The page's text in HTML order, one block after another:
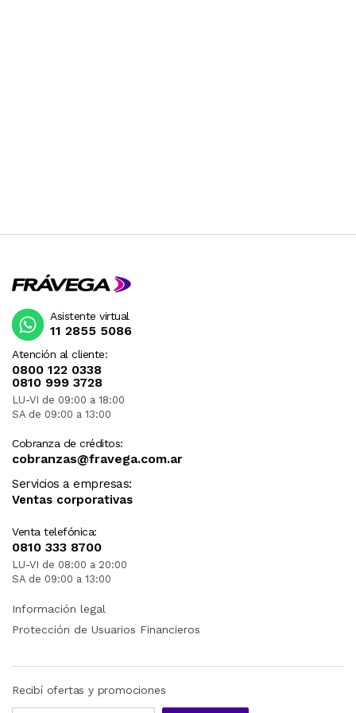
Atención al cliente:
0800 122 0338
0810 999 3728
LU-VI de 09:00 a 18:00
SA de 09:00 a 13:00
Cobranza de créditos:
cobranzas@fravega.com.ar
Servicios a empresas:
Ventas corporativas
Venta telefónica:
0810 333 8700
LU-VI de 08:00 a 20:00
SA de 09:00 a 13:00
Asistente virtual
11 2855 5086
Información legal
Protección de Usuarios Financieros
Recibí ofertas y promociones